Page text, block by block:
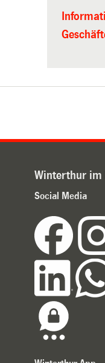
Winterthur im
Social Media